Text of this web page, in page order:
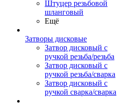
Штуцер резьбовой
шланговый
Ещё
Затворы дисковые
Затвор дисковый с
ручкой резьба/резьба
Затвор дисковый с
ручкой резьба/сварка
Затвор дисковый с
ручкой сварка/сварка